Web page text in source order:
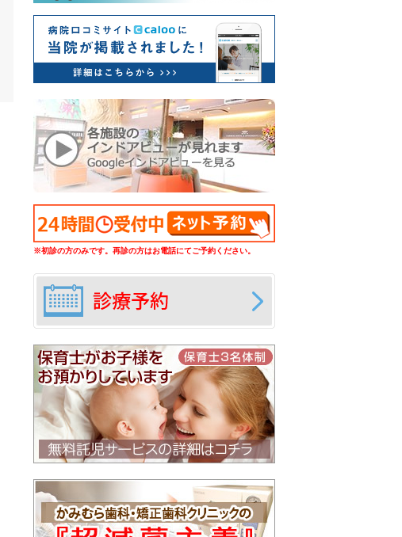
※初診の方のみです。再診の方はお電話にてご予約ください。